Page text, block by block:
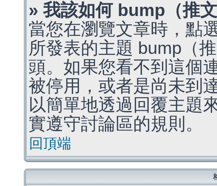
» 我該如何 bump（推
當您在瀏覽文章時，點
所發表的主題 bump（
頭。如果您看不到這個
被停用，或者是尚未到
以簡單地透過回覆主題
實遵守討論區的規則。
回頂端